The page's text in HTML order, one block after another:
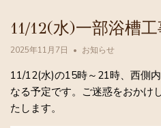
11/12(水)一部浴槽
2025年11月7日 お知らせ
11/12(水)の15時～21時、西側
なる予定です。ご迷惑をおかけ
たします。